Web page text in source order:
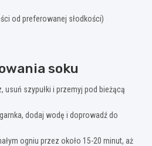
od preferowanej słodkości)
soku
usuń szypułki i przemyj pod bieżącą
dodaj wodę i doprowadź do
ogniu przez około 15-20 minut, aż